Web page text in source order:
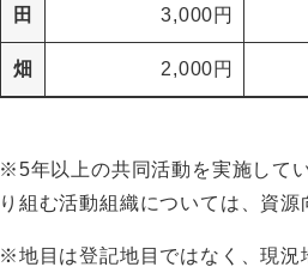
田 3,000円
畑 2,000円
※5年以上の共同活動を実施して
り組む活動組織については、資
※地目は登記地目ではなく、現況